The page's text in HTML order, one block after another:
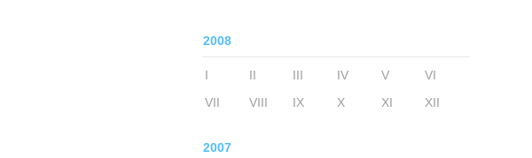
2008
I II III IV V
VI
VII
VIII IX X XI XII
2007